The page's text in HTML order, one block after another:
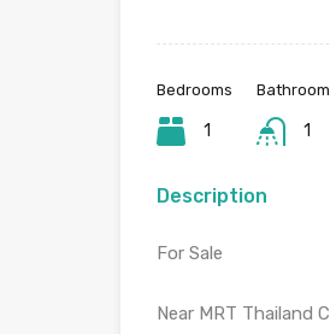
Bedrooms
1 1
Description
For Sale
Near MRT Thailand